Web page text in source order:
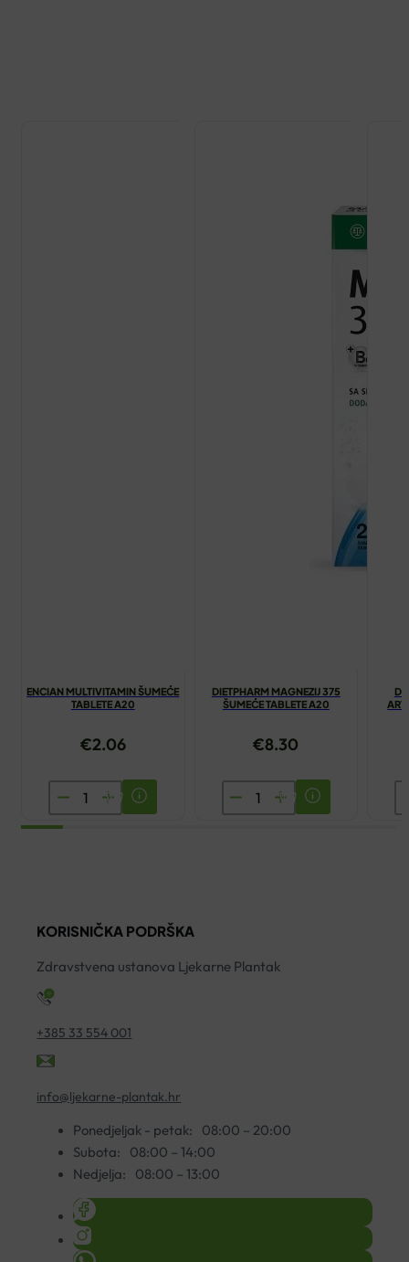
ENCIAN MULTIVITAMIN ŠUMEĆE
TABLETE A20
€2.06
ENCIAN
MULTIVITAMIN
DIETPHARM MAGNEZIJ 375
ŠUMEĆE TABLETE A20
€8.30
DIETPHARM
MAGNEZIJ
KORISNIČKA PODRŠKA
Zdravstvena ustanova Ljekarne Plantak
+385 33 554 001
info@ljekarne-plantak.hr
Ponedjeljak - petak:
08:00 – 20:00
Subota:
08:00 – 14:00
Nedjelja:
08:00 – 13:00